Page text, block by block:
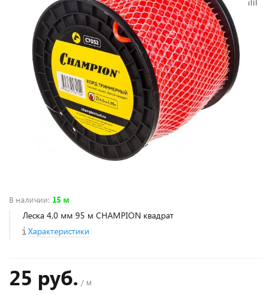
В наличии: 15 м
Леска 4,0 мм 95 м CHAMPION квадрат
Характеристики
25 руб. / м